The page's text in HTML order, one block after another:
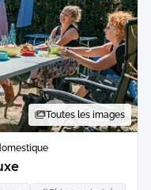
Toutes les images